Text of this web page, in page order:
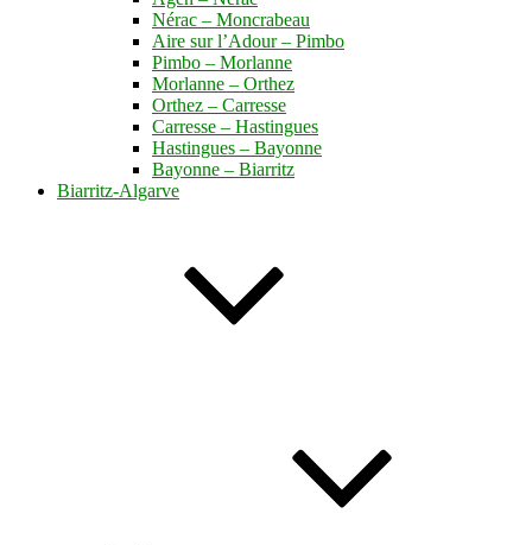
Nérac – Moncrabeau
Aire sur l’Adour – Pimbo
Pimbo – Morlanne
Morlanne – Orthez
Orthez – Carresse
Carresse – Hastingues
Hastingues – Bayonne
Bayonne – Biarritz
Biarritz-Algarve